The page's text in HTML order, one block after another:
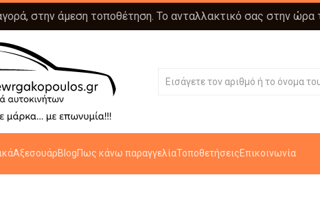
στην άμεση τοποθέτηση. Το ανταλλακτικό σας στην ώρα
ΑξεσουάρBlogΠως κάνω παραγγελίαΤοποθετήσειςΕπικοινωνία